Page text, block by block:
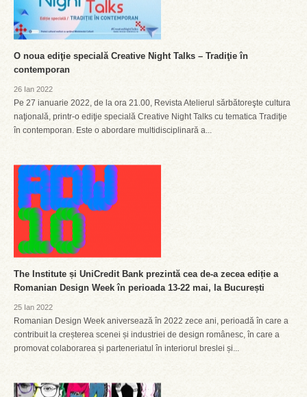
O noua ediţie specială Creative Night Talks – Tradiţie în
contemporan
26 Ian 2022
Pe 27 ianuarie 2022, de la ora 21.00, Revista Atelierul sărbătoreşte cultura
naţională, printr-o ediţie specială Creative Night Talks cu tematica Tradiţie
în contemporan. Este o abordare multidisciplinară a...
The Institute și UniCredit Bank prezintă cea de-a zecea ediție a
Romanian Design Week în perioada 13-22 mai, la București
25 Ian 2022
Romanian Design Week aniversează în 2022 zece ani, perioadă în care a
contribuit la creșterea scenei și industriei de design românesc, în care a
promovat colaborarea și parteneriatul în interiorul breslei și...